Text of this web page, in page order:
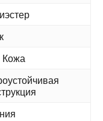
Кожа